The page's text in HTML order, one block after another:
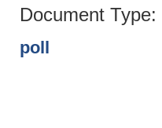
Document Type:
poll